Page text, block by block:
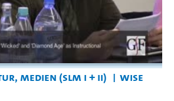
Medien (SLM I + II)
WiSe